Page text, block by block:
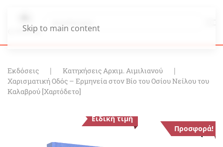
Skip to main content
Εκδόσεις
Κατηχήσεις Αρχιμ. Αιμιλιανού
Χαρισματική Οδός – Ερμηνεία στον Βίο του Οσίου Νείλου του
Καλαβρού [Χαρτόδετο]
Προσφορά!
Ειδική τιμή